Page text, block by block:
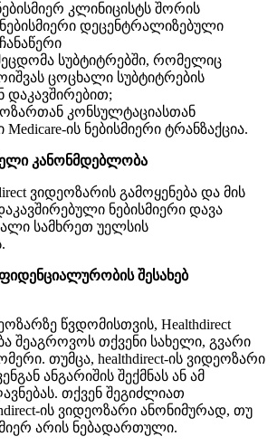
ებისმიერ კლინიცისტს შორის
ნებისმიერი დეცენტრალიზებული
ჩანაწერი
ეცდომა სუბტიტრებში, რომელიც
იშვას ცოცხალი სუბტიტრების
დაკავშირებით;
ოზართან კონსულტაციასთან
Medicare-ის ნებისმიერი ტრანზაქცია.
ლი კანონმდებლობა
ვიდეოზარის გამოყენება და მის
აკავშირებული ნებისმიერი დავა
ალი სამხრეთ უელსის
.
იდენციალურობის შესახებ
ოზარზე წვდომისთვის, Healthdirect
ა შეაგროვოს თქვენი სახელი, გვარი
მერი. თუმცა, healthdirect-ის ვიდეოზარი
ენგან ანგარიშის შექმნას ან ამ
ავნებას. თქვენ შეგიძლიათ
-ის ვიდეოზარი ანონიმურად, თუ
იერ არის ნებადართული.